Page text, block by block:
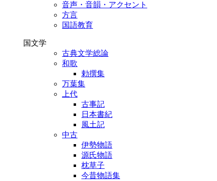
音声・音韻・アクセント
方言
国語教育
国文学
古典文学総論
和歌
勅撰集
万葉集
上代
古事記
日本書紀
風土記
中古
伊勢物語
源氏物語
枕草子
今昔物語集